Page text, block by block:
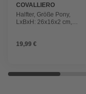
COVALLIERO
Halfter, Größe Pony,
LxBxH: 26x16x2 cm,
19,99 €